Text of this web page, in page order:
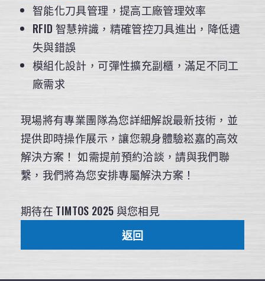
智能化刀具管理，提高工廠管理效率
RFID 智慧辨識，精確管控刀具進出，降低遺
失與錯誤
模組化設計，可彈性擴充副櫃，滿足不同工
廠需求
現場將有專業團隊為您詳細解說最新技術，並
提供即時操作展示，讓您親身體驗崧嘉的高效
解決方案！ 如需提前預約洽談，請與我們聯
繫，我們將為您安排專屬解決方案！
期待在 TIMTOS 2025 與您相見
返回